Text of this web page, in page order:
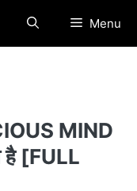
Menu
MIND
है [FULL